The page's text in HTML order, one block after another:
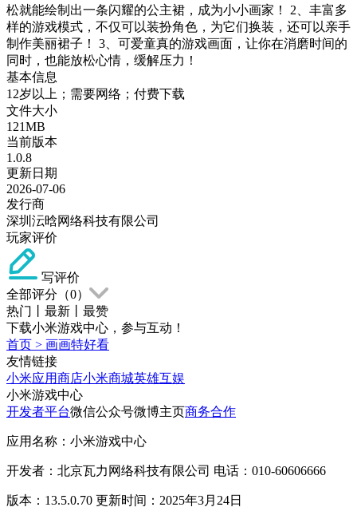
松就能绘制出一条闪耀的公主裙，成为小小画家！ 2、丰富多
样的游戏模式，不仅可以装扮角色，为它们换装，还可以亲手
制作美丽裙子！ 3、可爱童真的游戏画面，让你在消磨时间的
同时，也能放松心情，缓解压力！
基本信息
12岁以上；需要网络；付费下载
文件大小
121MB
当前版本
1.0.8
更新日期
2026-07-06
发行商
深圳沄晗网络科技有限公司
玩家评价
写评价
全部评分（0）
热门
最新
最赞
下载小米游戏中心，参与互动！
首页 > 画画特好看
友情链接
小米应用商店小米商城英雄互娱
小米游戏中心
开发者平台微信公众号微博主页商务合作
应用名称：小米游戏中心
开发者：北京瓦力网络科技有限公司 电话：010-60606666
版本：13.5.0.70 更新时间：2025年3月24日